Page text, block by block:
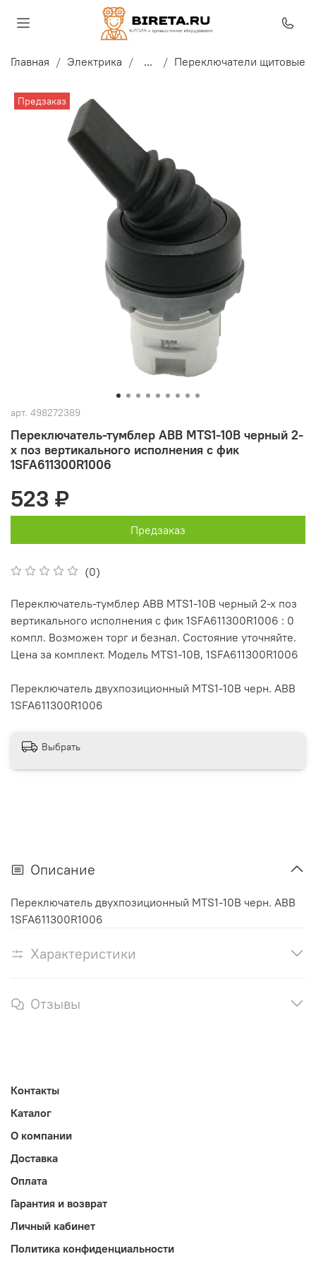
Главная Электрика ... Переключатели щитовые
Предзаказ
арт. 498272389
Переключатель-тумблер ABB MTS1-10B черный 2-
х поз вертикального исполнения с фик
1SFA611300R1006
(0)
523 ₽
Предзаказ
Переключатель-тумблер ABB MTS1-10B черный 2-х поз
вертикального исполнения с фик 1SFA611300R1006 : 0
компл. Возможен торг и безнал. Состояние уточняйте.
Цена за комплект. Модель MTS1-10B, 1SFA611300R1006
Переключатель двухпозиционный MTS1-10B черн. ABB
1SFA611300R1006
Выбрать
Описание
Переключатель двухпозиционный MTS1-10B черн. ABB
1SFA611300R1006
Характеристики
Отзывы
Контакты
Каталог
О компании
Доставка
Оплата
Гарантия и возврат
Личный кабинет
Политика конфиденциальности